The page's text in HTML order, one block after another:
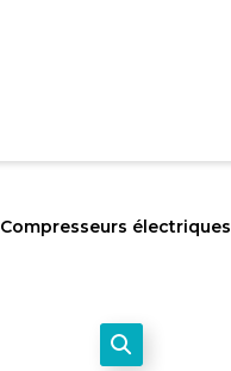
Compresseurs électriques